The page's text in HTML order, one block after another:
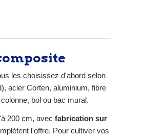
les choisissez d'abord selon
acier Corten, aluminium, fibre
bol ou bac mural.
200 cm, avec fabrication sur
l'offre. Pour cultiver vos